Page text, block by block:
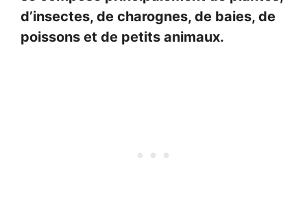
d’insectes, de charognes, de baies, de
poissons et de petits animaux.